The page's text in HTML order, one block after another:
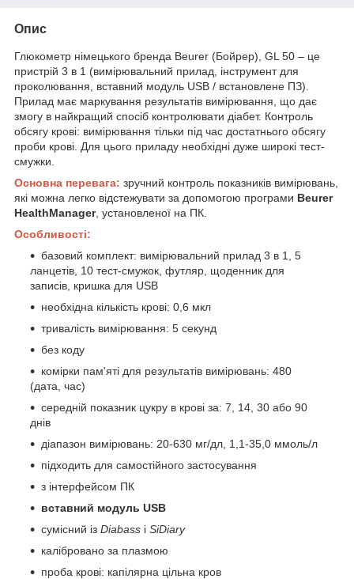
Опис
Глюкометр німецького бренда Beurer (Бойрер), GL 50 – це
пристрій 3 в 1 (вимірювальний прилад, інструмент для
проколювання, вставний модуль USB / встановлене ПЗ).
Прилад має маркування результатів вимірювання, що дає
змогу в найкращий спосіб контролювати діабет. Контроль
обсягу крові: вимірювання тільки під час достатнього обсягу
проби крові. Для цього приладу необхідні дуже широкі тест-
смужки.
Основна перевага: зручний контроль показників вимірювань,
які можна легко відстежувати за допомогою програми Beurer
HealthManager, установленої на ПК.
Особливості:
базовий комплект: вимірювальний прилад 3 в 1, 5
ланцетів, 10 тест-смужок, футляр, щоденник для
записів, кришка для USB
необхідна кількість крові: 0,6 мкл
тривалість вимірювання: 5 секунд
без коду
комірки пам'яті для результатів вимірювань: 480
(дата, час)
середній показник цукру в крові за: 7, 14, 30 або 90
днів
діапазон вимірювань: 20-630 мг/дл, 1,1-35,0 ммоль/л
підходить для самостійного застосування
з інтерфейсом ПК
вставний модуль USB
сумісний із Diabass і SiDiary
калібровано за плазмою
проба крові: капілярна цільна кров